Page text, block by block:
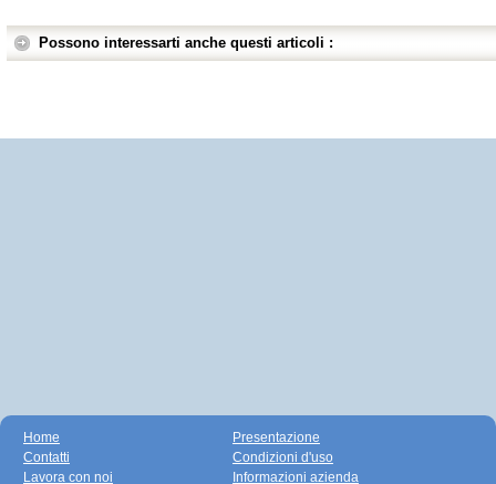
Possono interessarti anche questi articoli :
Home
Contatti
Lavora con noi
Presentazione
Condizioni d'uso
Informazioni azienda